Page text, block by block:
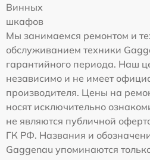
Винных
шкафов
Мы занимаемся ремонтом и
обслуживанием техники
гарантийного периода. Наш
независимо и не имеет
производителя. Цены на
носят исключительно
не являются публичной
ГК РФ. Названия и
Gaggenau упоминаются